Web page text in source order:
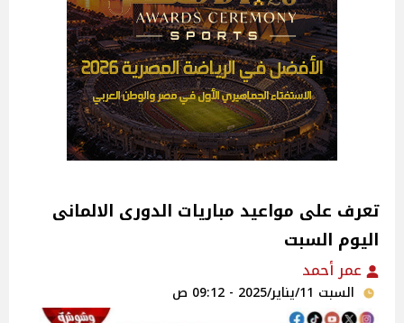
تعرف على مواعيد مباريات الدورى الالمانى
اليوم السبت
عمر أحمد
السبت 11/يناير/2025 - 09:12 ص